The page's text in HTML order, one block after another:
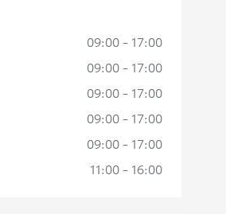
09:00 - 17:00
09:00 - 17:00
09:00 - 17:00
09:00 - 17:00
09:00 - 17:00
11:00 - 16:00